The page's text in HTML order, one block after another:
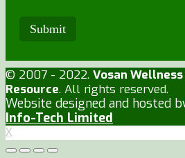
© 2007 - 2022. Vosan
Resource. All rights reserved.
Website designed and hosted
Info-Tech Limited
X